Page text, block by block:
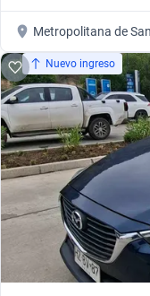
Metropolitana de
Nuevo ingreso